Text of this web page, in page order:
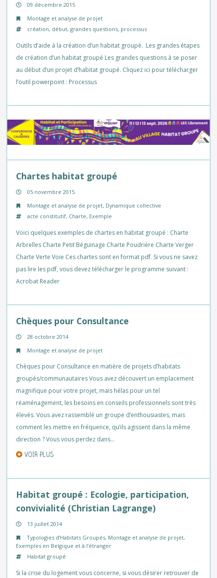
09 décembre 2015
Montage et analyse de projet
création, début,grandes questions, processus
Outils d’aide à la création d’un habitat groupé. Les grandes étapes
de création d’un habitat groupé Les grandes questions à se poser
au début d’un projet d’habitat groupé. Cliquez ici pour télécharger
l’outil powerpoint : Processus
Chartes habitat groupé
05 novembre 2015
Montage et analyse de projet, Dynamique collective
acte constitutif, Charte, Exemple
Voici quelques exemples de chartes en habitat groupé : Charte
Arbrelles Charte Petit Béguinage Charte Poudrière Charte Verger
Charte Verte Voie Ces chartes sont en format pdf. Si vous ne savez
pas lire les pdf, vous devez télécharger le programme suivant :
Acrobat Reader
Chèques pour Consultance
28 octobre 2014
Montage et analyse de projet
Chèques pour Consultance en matière de projets d’habitats
groupés/communautaires Vous avez découvert un emplacement
magnifique pour votre projet, mais hélas pour un tel
réaménagement, les besoins en conseils professionnels sont très
élevés. Vous avez rassemblé un groupe d’enthousiastes, mais
comment les mettre en fréquence, qu’ils agissent dans la même
direction ? Vous vous perdez dans…
VOIR PLUS
Habitat groupé : Ecologie, participation,
convivialité (Christian Lagrange)
13 juillet 2014
Typologies d’Habitats Groupés, Montage et analyse de projet,
Exemples en Belgique et à l’étranger
Habitat groupé
Si la crise du logement vous concerne, si vous désirer retrouver de